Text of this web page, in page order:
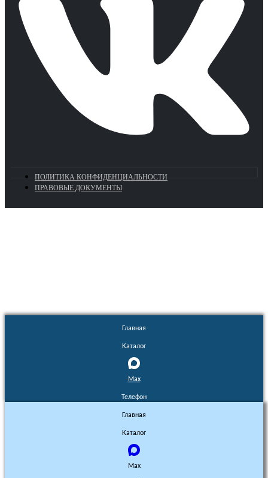
ПОЛИТИКА КОНФИДЕНЦИАЛЬНОСТИ
ПРАВОВЫЕ ДОКУМЕНТЫ
Главная
Каталог
Max
Телефон
Главная
Каталог
Max